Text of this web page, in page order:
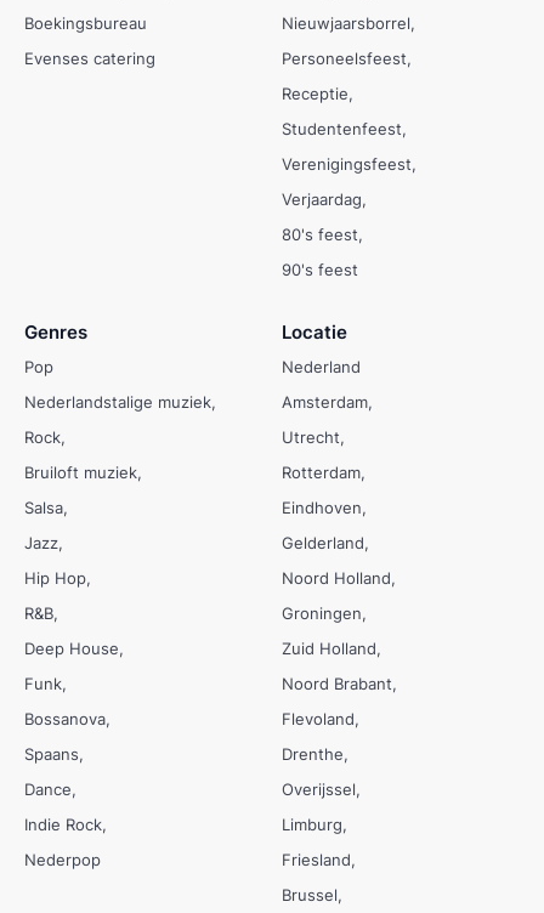
Boekingsbureau
Evenses catering
Nieuwjaarsborrel
Personeelsfeest
Receptie
Studentenfeest
Verenigingsfeest
Verjaardag
80's feest
90's feest
Genres
Pop
Nederlandstalige muziek
Rock
Bruiloft muziek
Salsa
Jazz
Hip Hop
R&B
Deep House
Funk
Bossanova
Spaans
Dance
Indie Rock
Nederpop
Locatie
Nederland
Amsterdam
Utrecht
Rotterdam
Eindhoven
Gelderland
Noord Holland
Groningen
Zuid Holland
Noord Brabant
Flevoland
Drenthe
Overijssel
Limburg
Friesland
Brussel